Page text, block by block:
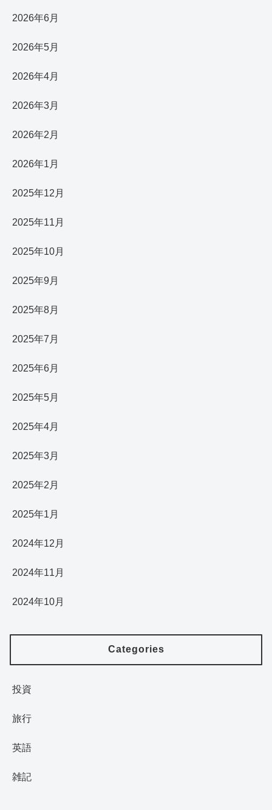
2026年6月
2026年5月
2026年4月
2026年3月
2026年2月
2026年1月
2025年12月
2025年11月
2025年10月
2025年9月
2025年8月
2025年7月
2025年6月
2025年5月
2025年4月
2025年3月
2025年2月
2025年1月
2024年12月
2024年11月
2024年10月
Categories
投資
旅行
英語
雑記